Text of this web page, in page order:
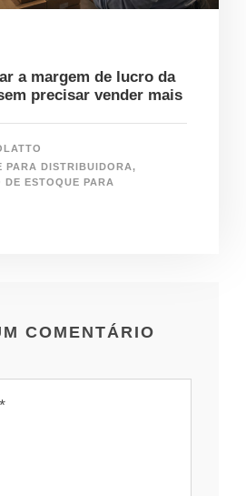
a margem de lucro da
precisar vender mais
PARA DISTRIBUIDORA,
DE ESTOQUE PARA
COMENTÁRIO